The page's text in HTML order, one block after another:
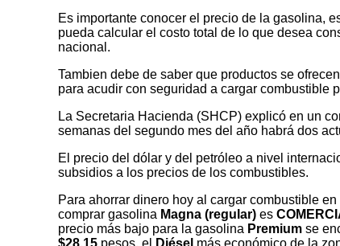
Es importante conocer el precio de la gasolina,
pueda calcular el costo total de lo que desea
nacional.
Tambien debe de saber que productos se
para acudir con seguridad a cargar combustible
La Secretaria Hacienda (SHCP) explicó en un
semanas del segundo mes del año habrá dos
El precio del dólar y del petróleo a nivel
subsidios a los precios de los combustibles.
Para ahorrar dinero hoy al cargar combustible
comprar gasolina Magna (regular) es
precio más bajo para la gasolina Premium se
$28.15 pesos, el Diésel más económico de la